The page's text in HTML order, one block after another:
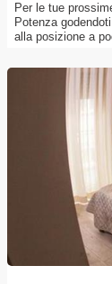
Per le tue
Potenza
alla posizione a